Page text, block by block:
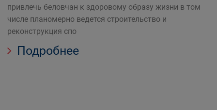
привлечь беловчан к здоровому образу жизни в том
числе планомерно ведется строительство и
реконструкция спо
Подробнее